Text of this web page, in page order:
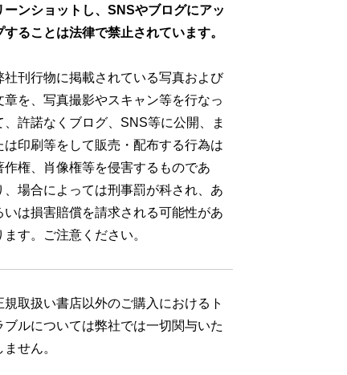
ーンショットし、SNSやブログにアッ
することは法律で禁止されています。
社刊行物に掲載されている写真および
章を、写真撮影やスキャン等を行なっ
、許諾なくブログ、SNS等に公開、ま
は印刷等をして販売・配布する行為は
作権、肖像権等を侵害するものであ
、場合によっては刑事罰が科され、あ
いは損害賠償を請求される可能性があ
ます。ご注意ください。
規取扱い書店以外のご購入におけるト
ブルについては弊社では一切関与いた
ません。